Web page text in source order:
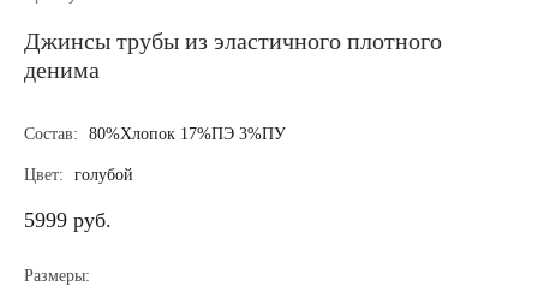
Джинсы трубы из эластичного плотного
денима
Состав: 80%Хлопок 17%ПЭ 3%ПУ
Цвет: голубой
5999 руб.
Размеры: